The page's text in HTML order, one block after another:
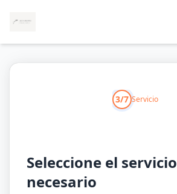
3/7 Servicio
Seleccione el servicio
necesario